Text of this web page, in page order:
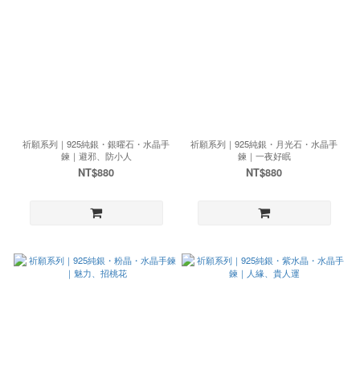
祈願系列｜925純銀・銀曜石・水晶手
鍊｜避邪、防小人
NT$880
祈願系列｜925純銀・月光石・水晶手
鍊｜一夜好眠
NT$880